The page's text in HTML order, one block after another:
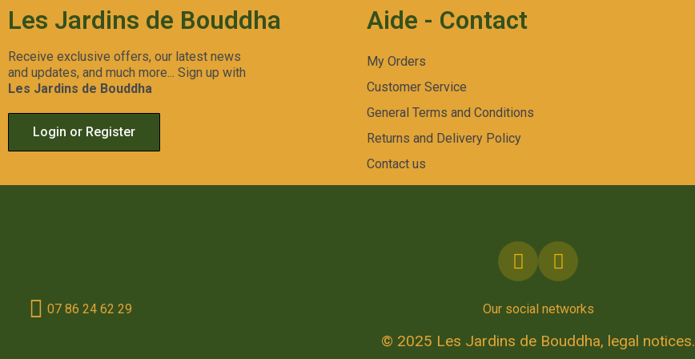
Les Jardins de Bouddha
Receive exclusive offers, our latest news
and updates, and much more... Sign up with
Les Jardins de Bouddha
Login or Register
Aide - Contact
My Orders
Customer Service
General Terms and Conditions
Returns and Delivery Policy
Contact us
Our social networks
07 86 24 62 29
© 2025 Les Jardins de Bouddha, legal notices.